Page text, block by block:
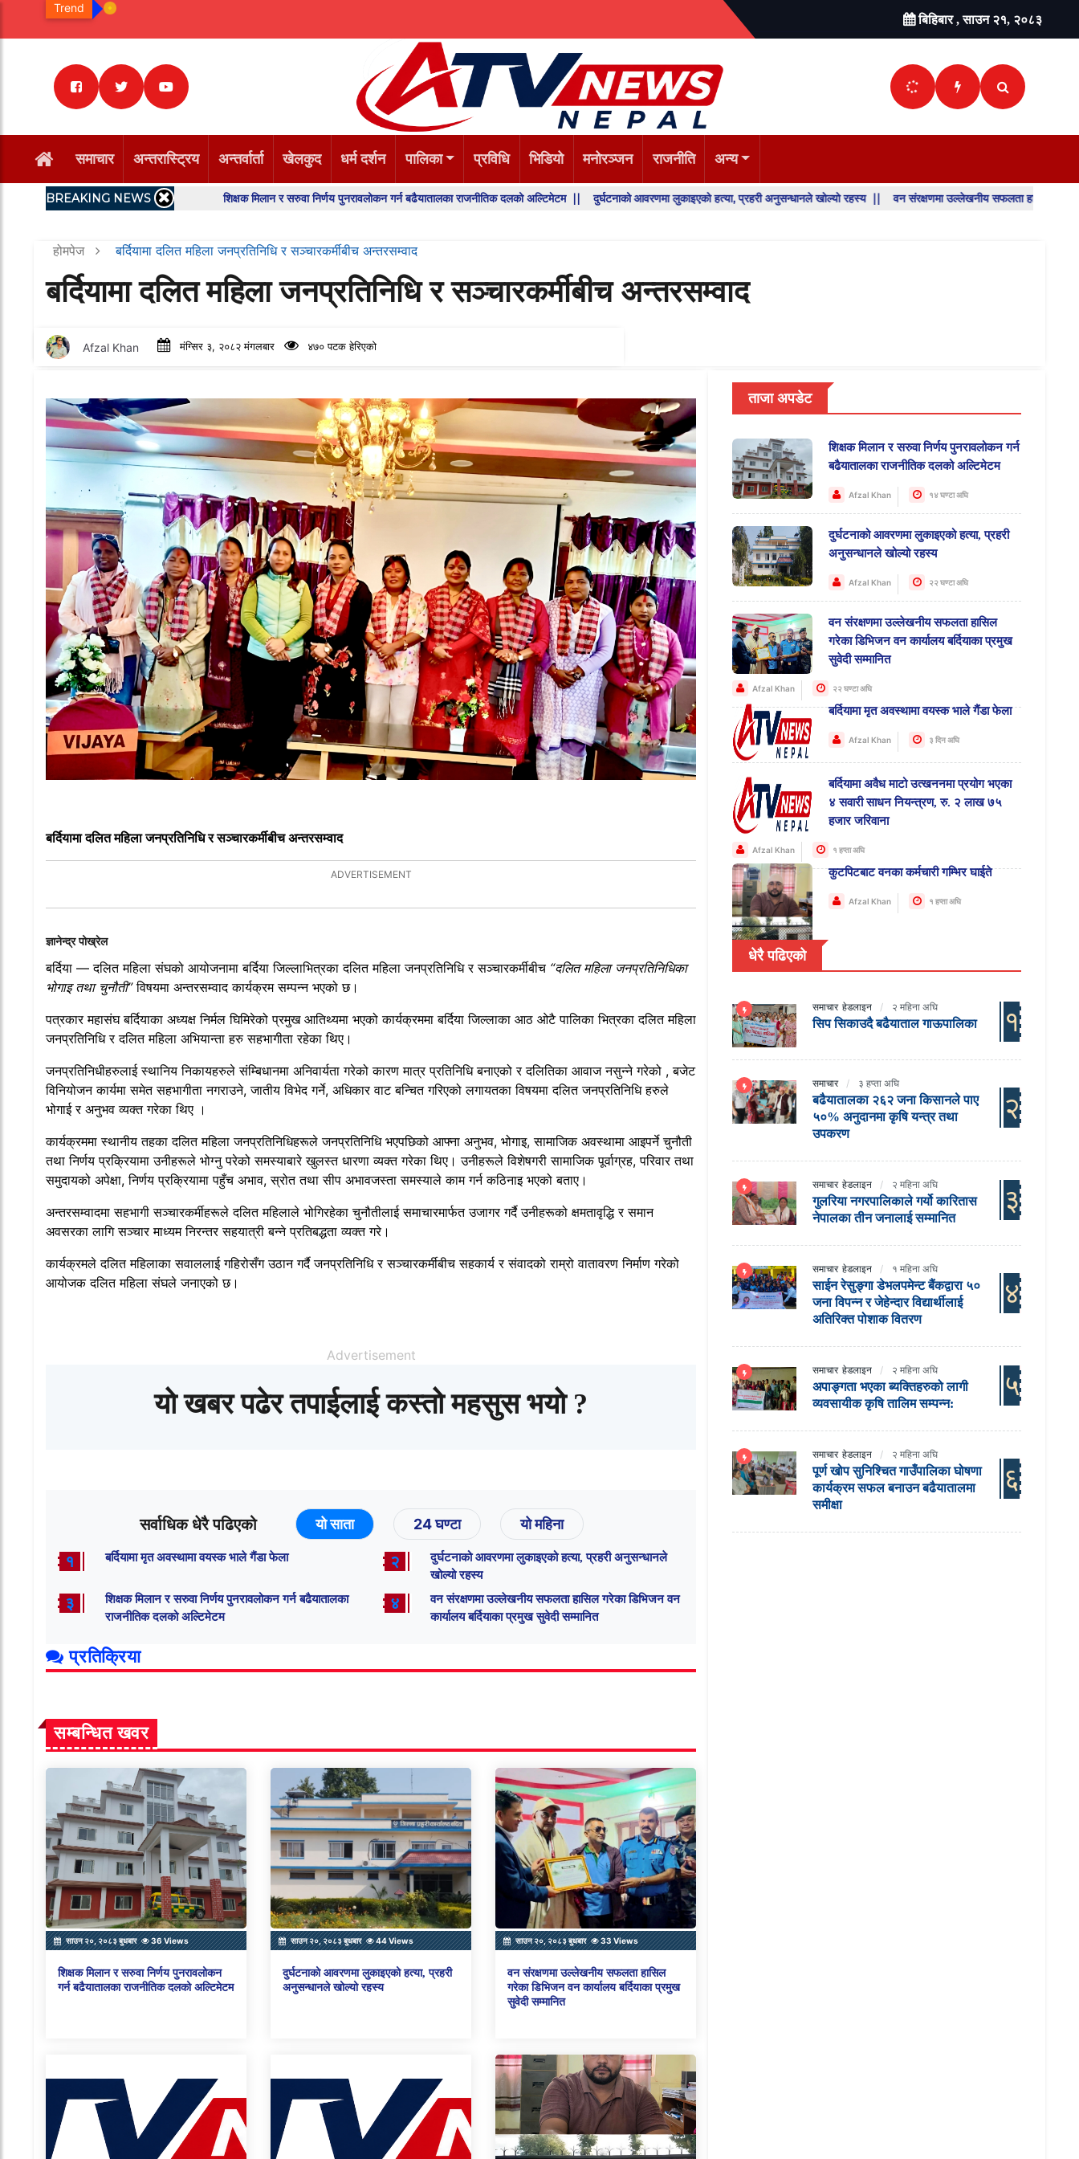
Trend
बिहिबार , साउन २१, २०८३
समाचार अन्तरास्ट्रिय अन्तर्वार्ता खेलकुद धर्म दर्शन पालिका प्रविधि भिडियो मनोरञ्जन राजनीति अन्य
शिक्षक मिलान र सरुवा निर्णय पुनरावलोकन गर्न बढैयातालका राजनीतिक दलको अल्टिमेटम ||दुर्घटनाको आवरणमा लुकाइएको हत्या, प्रहरी अनुसन्धानले खोल्यो रहस्य ||वन संरक्षणमा उल्लेखनीय सफलता हासिल गरेका डिभिजन
BREAKING NEWS
होमपेज बर्दियामा दलित महिला जनप्रतिनिधि र सञ्चारकर्मीबीच अन्तरसम्वाद
बर्दियामा दलित महिला जनप्रतिनिधि र सञ्चारकर्मीबीच अन्तरसम्वाद
Afzal Khan मंग्सिर ३, २०८२ मंगलबार ४७० पटक हेरिएको
बर्दियामा दलित महिला जनप्रतिनिधि र सञ्चारकर्मीबीच अन्तरसम्वाद
ज्ञानेन्द्र पोख्रेल
बर्दिया — दलित महिला संघको आयोजनामा बर्दिया जिल्लाभित्रका दलित महिला जनप्रतिनिधि र सञ्चारकर्मीबीच “दलित महिला जनप्रतिनिधिका
भोगाइ तथा चुनौती”विषयमा अन्तरसम्वाद कार्यक्रम सम्पन्न भएको छ।
पत्रकार महासंघ बर्दियाका अध्यक्ष निर्मल घिमिरेको प्रमुख आतिथ्यमा भएको कार्यक्रममा बर्दिया जिल्लाका आठ ओटै पालिका भित्रका दलित महिला
जनप्रतिनिधि र दलित महिला अभियान्ता हरु सहभागीता रहेका थिए।
जनप्रतिनिधीहरुलाई स्थानिय निकायहरुले संम्बिधानमा अनिवार्यता गरेको कारण मात्र प्रतिनिधि बनाएको र दलितिका आवाज नसुन्ने गरेको , बजेट
विनियोजन कार्यमा समेत सहभागीता नगराउने, जातीय विभेद गर्ने, अधिकार वाट बन्चित गरिएको लगायतका विषयमा दलित जनप्रतिनिधि हरुले
भोगाई र अनुभव व्यक्त गरेका थिए ।
कार्यक्रममा स्थानीय तहका दलित महिला जनप्रतिनिधिहरूले जनप्रतिनिधि भएपछिको आफ्ना अनुभव, भोगाइ, सामाजिक अवस्थामा आइपर्ने चुनौती
तथा निर्णय प्रक्रियामा उनीहरूले भोग्नु परेको समस्याबारे खुलस्त धारणा व्यक्त गरेका थिए। उनीहरूले विशेषगरी सामाजिक पूर्वाग्रह, परिवार तथा
समुदायको अपेक्षा, निर्णय प्रक्रियामा पहुँच अभाव, स्रोत तथा सीप अभावजस्ता समस्याले काम गर्न कठिनाइ भएको बताए।
अन्तरसम्वादमा सहभागी सञ्चारकर्मीहरूले दलित महिलाले भोगिरहेका चुनौतीलाई समाचारमार्फत उजागर गर्दै उनीहरूको क्षमतावृद्धि र समान
अवसरका लागि सञ्चार माध्यम निरन्तर सहयात्री बन्ने प्रतिबद्धता व्यक्त गरे।
कार्यक्रमले दलित महिलाका सवाललाई गहिरोसँग उठान गर्दै जनप्रतिनिधि र सञ्चारकर्मीबीच सहकार्य र संवादको राम्रो वातावरण निर्माण गरेको
आयोजक दलित महिला संघले जनाएको छ।
Advertisement
यो खबर पढेर तपाईलाई कस्तो महसुस भयो ?
सर्वाधिक धेरै पढिएको यो साता 24 घण्टा यो महिना
१ बर्दियामा मृत अवस्थामा वयस्क भाले गैंडा फेला २
दुर्घटनाको आवरणमा लुकाइएको हत्या, प्रहरी अनुसन्धानले
खोल्यो रहस्य
३
शिक्षक मिलान र सरुवा निर्णय पुनरावलोकन गर्न बढैयातालका
राजनीतिक दलको अल्टिमेटम
४
वन संरक्षणमा उल्लेखनीय सफलता हासिल गरेका डिभिजन वन
कार्यालय बर्दियाका प्रमुख सुवेदी सम्मानित
प्रतिक्रिया
सम्बन्धित खवर
साउन २०, २०८३ बुधबार 36 Views
शिक्षक मिलान र सरुवा निर्णय पुनरावलोकन
गर्न बढैयातालका राजनीतिक दलको अल्टिमेटम
साउन २०, २०८३ बुधबार 44 Views
दुर्घटनाको आवरणमा लुकाइएको हत्या, प्रहरी
अनुसन्धानले खोल्यो रहस्य
साउन २०, २०८३ बुधबार 33 Views
वन संरक्षणमा उल्लेखनीय सफलता हासिल
गरेका डिभिजन वन कार्यालय बर्दियाका प्रमुख
सुवेदी सम्मानित
ताजा अपडेट
शिक्षक मिलान र सरुवा निर्णय पुनरावलोकन गर्न
बढैयातालका राजनीतिक दलको अल्टिमेटम
Afzal Khan १४ घण्टा अघि
दुर्घटनाको आवरणमा लुकाइएको हत्या, प्रहरी
अनुसन्धानले खोल्यो रहस्य
Afzal Khan २२ घण्टा अघि
वन संरक्षणमा उल्लेखनीय सफलता हासिल
गरेका डिभिजन वन कार्यालय बर्दियाका प्रमुख
सुवेदी सम्मानित
Afzal Khan २२ घण्टा अघि
बर्दियामा मृत अवस्थामा वयस्क भाले गैंडा फेला
Afzal Khan ३ दिन अघि
बर्दियामा अवैध माटो उत्खननमा प्रयोग भएका
४ सवारी साधन नियन्त्रण, रु. २ लाख ७५
हजार जरिवाना
Afzal Khan १ हप्ता अघि
कुटपिटबाट वनका कर्मचारी गम्भिर घाईते
Afzal Khan १ हप्ता अघि
धेरै पढिएको
समाचार हेडलाइन २ महिना अघि
सिप सिकाउदै बढैयाताल गाऊपालिका १
समाचार ३ हप्ता अघि
बढैयातालका २६२ जना किसानले पाए
५०% अनुदानमा कृषि यन्त्र तथा
उपकरण
२
समाचार हेडलाइन २ महिना अघि
गुलरिया नगरपालिकाले गर्यो कारितास
नेपालका तीन जनालाई सम्मानित
३
समाचार हेडलाइन १ महिना अघि
साईन रेसुङ्गा डेभलपमेन्ट बैंकद्वारा ५०
जना विपन्न र जेहेन्दार विद्यार्थीलाई
अतिरिक्त पोशाक वितरण
४
समाचार हेडलाइन २ महिना अघि
अपाङ्गता भएका ब्यक्तिहरुको लागी
व्यवसायीक कृषि तालिम सम्पन्न:
५
समाचार हेडलाइन २ महिना अघि
पूर्ण खोप सुनिश्चित गाउँपालिका घोषणा
कार्यक्रम सफल बनाउन बढैयातालमा
समीक्षा
६